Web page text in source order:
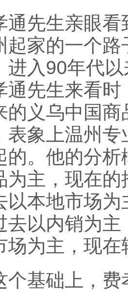
生亲眼看
起家的一个
进入90年代
通先生来看
的义乌中国
表象上温州
的。他的分
为主，现在
以本地市场
去以内销为
场为主，现
础上，费